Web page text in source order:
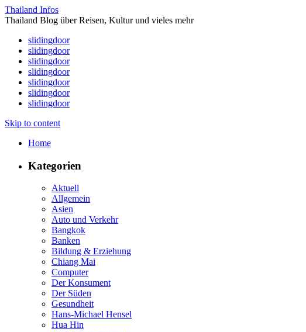
Thailand Infos
Thailand Blog über Reisen, Kultur und vieles mehr
slidingdoor
slidingdoor
slidingdoor
slidingdoor
slidingdoor
slidingdoor
slidingdoor
Skip to content
Home
Kategorien
Aktuell
Allgemein
Asien
Auto und Verkehr
Bangkok
Banken
Bildung & Erziehung
Chiang Mai
Computer
Der Konsument
Der Süden
Gesundheit
Hans-Michael Hensel
Hua Hin